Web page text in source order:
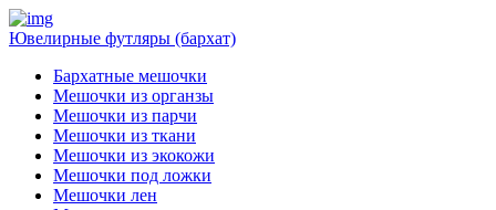
Ювелирные футляры (бархат)
Бархатные мешочки
Мешочки из органзы
Мешочки из парчи
Мешочки из ткани
Мешочки из экокожи
Мешочки под ложки
Мешочки лен